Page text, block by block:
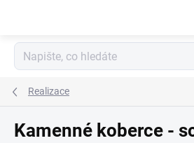
Realizace
Kamenné koberce -